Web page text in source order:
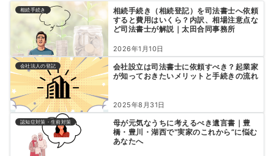
相続手続き
相続手続き（相続登記）を司法書士へ依頼
すると費用はいくら？内訳、相場注意点な
ど司法書士が解説｜太田合同事務所
2026年1月10日
会社法人の登記
会社設立は司法書士に依頼すべき？起業家
が知っておきたいメリットと手続きの流れ
2025年8月31日
認知症対策・生前対策
母が元気なうちに考えるべき遺言書｜豊
橋・豊川・湖西で‟実家のこれから“に悩む
あなたへ